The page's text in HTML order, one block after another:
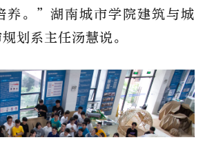
养。”湖南城市学院建筑与城
划系主任汤慧说。